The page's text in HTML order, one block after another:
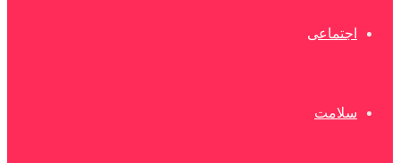
اجتماعی
سلامت